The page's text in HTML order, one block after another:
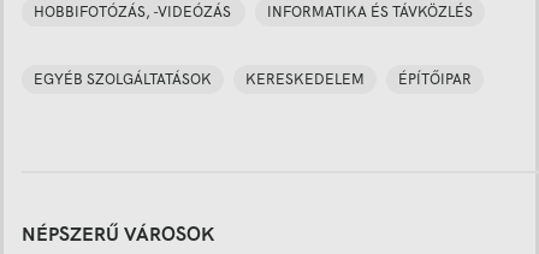
HOBBIFOTÓZÁS, -VIDEÓZÁS INFORMATIKA ÉS TÁVKÖZLÉS
EGYÉB SZOLGÁLTATÁSOK KERESKEDELEM ÉPÍTŐIPAR
NÉPSZERŰ VÁROSOK